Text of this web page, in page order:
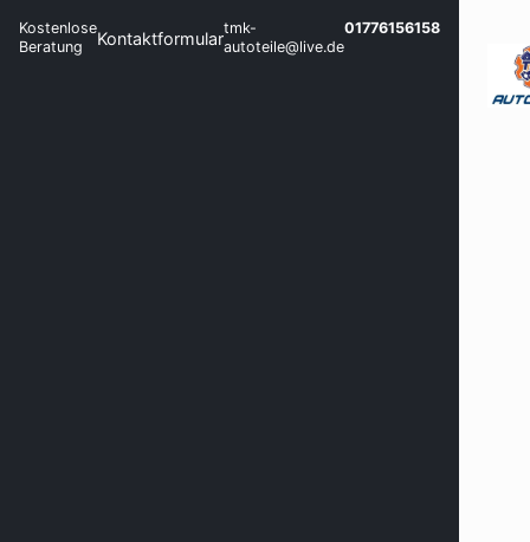
Kostenlose
Beratung
Kontaktformulartmk-
autoteile@live.de
01776156158